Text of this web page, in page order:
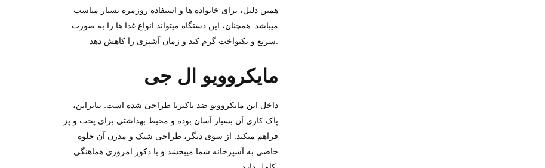
همین دلیل، برای خانواده‌ ها و استفاده روزمره بسیار مناسب
میباشد. همچنان، این دستگاه میتواند انواع غذا ها را به‌ صورت
مایکروویو ال ‌جی
داخل این مایکروویو ضد باکتریا طراحی شده است. بنابراین،
پاک ‌کاری آن بسیار آسان بوده و محیط بهداشتی برای پخت‌ و پز
فراهم میکند. از سوی دیگر، طراحی شیک و مدرن آن جلوه
خاصی به آشپزخانه شما میبخشد و با دکور امروزی هماهنگی